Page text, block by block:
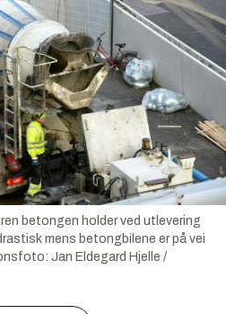
betongen holder ved utlevering
mens betongbilene er på vei
Jan Eldegard Hjelle /